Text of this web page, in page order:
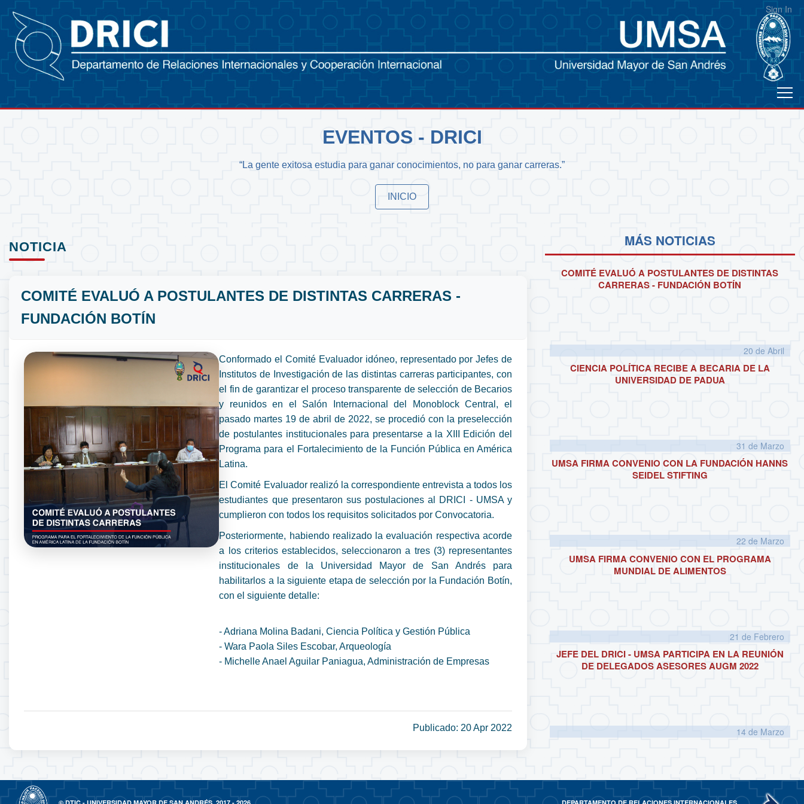
Sign In
EVENTOS - DRICI
“La gente exitosa estudia para ganar conocimientos, no para ganar carreras.”
INICIO
NOTICIA
COMITÉ EVALUÓ A POSTULANTES DE DISTINTAS CARRERAS -
FUNDACIÓN BOTÍN
Conformado el Comité Evaluador idóneo, representado por Jefes de
Institutos de Investigación de las distintas carreras participantes, con
el fin de garantizar el proceso transparente de selección de Becarios
y reunidos en el Salón Internacional del Monoblock Central, el
pasado martes 19 de abril de 2022, se procedió con la preselección
de postulantes institucionales para presentarse a la XIII Edición del
Programa para el Fortalecimiento de la Función Pública en América
Latina.
El Comité Evaluador realizó la correspondiente entrevista a todos los
estudiantes que presentaron sus postulaciones al DRICI - UMSA y
cumplieron con todos los requisitos solicitados por Convocatoria.
Posteriormente, habiendo realizado la evaluación respectiva acorde
a los criterios establecidos, seleccionaron a tres (3) representantes
institucionales de la Universidad Mayor de San Andrés para
habilitarlos a la siguiente etapa de selección por la Fundación Botín,
con el siguiente detalle:
- Adriana Molina Badani, Ciencia Política y Gestión Pública
- Wara Paola Siles Escobar, Arqueología
- Michelle Anael Aguilar Paniagua, Administración de Empresas
Publicado: 20 Apr 2022
MÁS NOTICIAS
COMITÉ EVALUÓ A POSTULANTES DE DISTINTAS
CARRERAS - FUNDACIÓN BOTÍN
20 de Abril
CIENCIA POLÍTICA RECIBE A BECARIA DE LA
UNIVERSIDAD DE PADUA
31 de Marzo
UMSA FIRMA CONVENIO CON LA FUNDACIÓN HANNS
SEIDEL STIFTING
22 de Marzo
UMSA FIRMA CONVENIO CON EL PROGRAMA
MUNDIAL DE ALIMENTOS
21 de Febrero
JEFE DEL DRICI - UMSA PARTICIPA EN LA REUNIÓN
DE DELEGADOS ASESORES AUGM 2022
14 de Marzo